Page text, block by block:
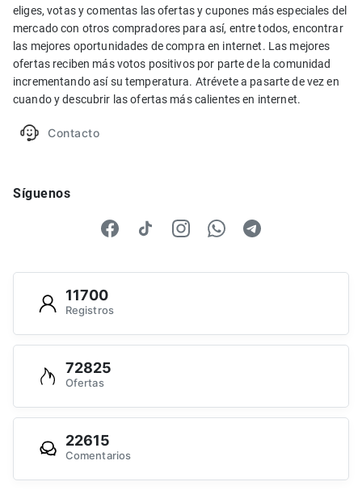
eliges, votas y comentas las ofertas y cupones más especiales del
mercado con otros compradores para así, entre todos, encontrar
las mejores oportunidades de compra en internet. Las mejores
ofertas reciben más votos positivos por parte de la comunidad
incrementando así su temperatura. Atrévete a pasarte de vez en
cuando y descubrir las ofertas más calientes en internet.
Contacto
Síguenos
11700
Registros
72825
Ofertas
22615
Comentarios